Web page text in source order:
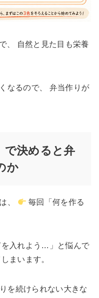
、 自然と見た目も栄養
なるので、 弁当作りが
で決めると弁
か
、
毎回「何を作る
を入れよう…」と悩んで
まいます。
を続けられない大きな